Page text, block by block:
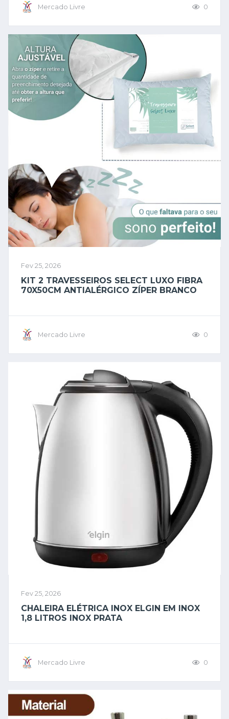
Mercado Livre 0
Fev 25, 2026
KIT 2 TRAVESSEIROS SELECT LUXO FIBRA
70X50CM ANTIALÉRGICO ZÍPER BRANCO
Mercado Livre 0
Fev 25, 2026
CHALEIRA ELÉTRICA INOX ELGIN EM INOX
1,8 LITROS INOX PRATA
Mercado Livre 0